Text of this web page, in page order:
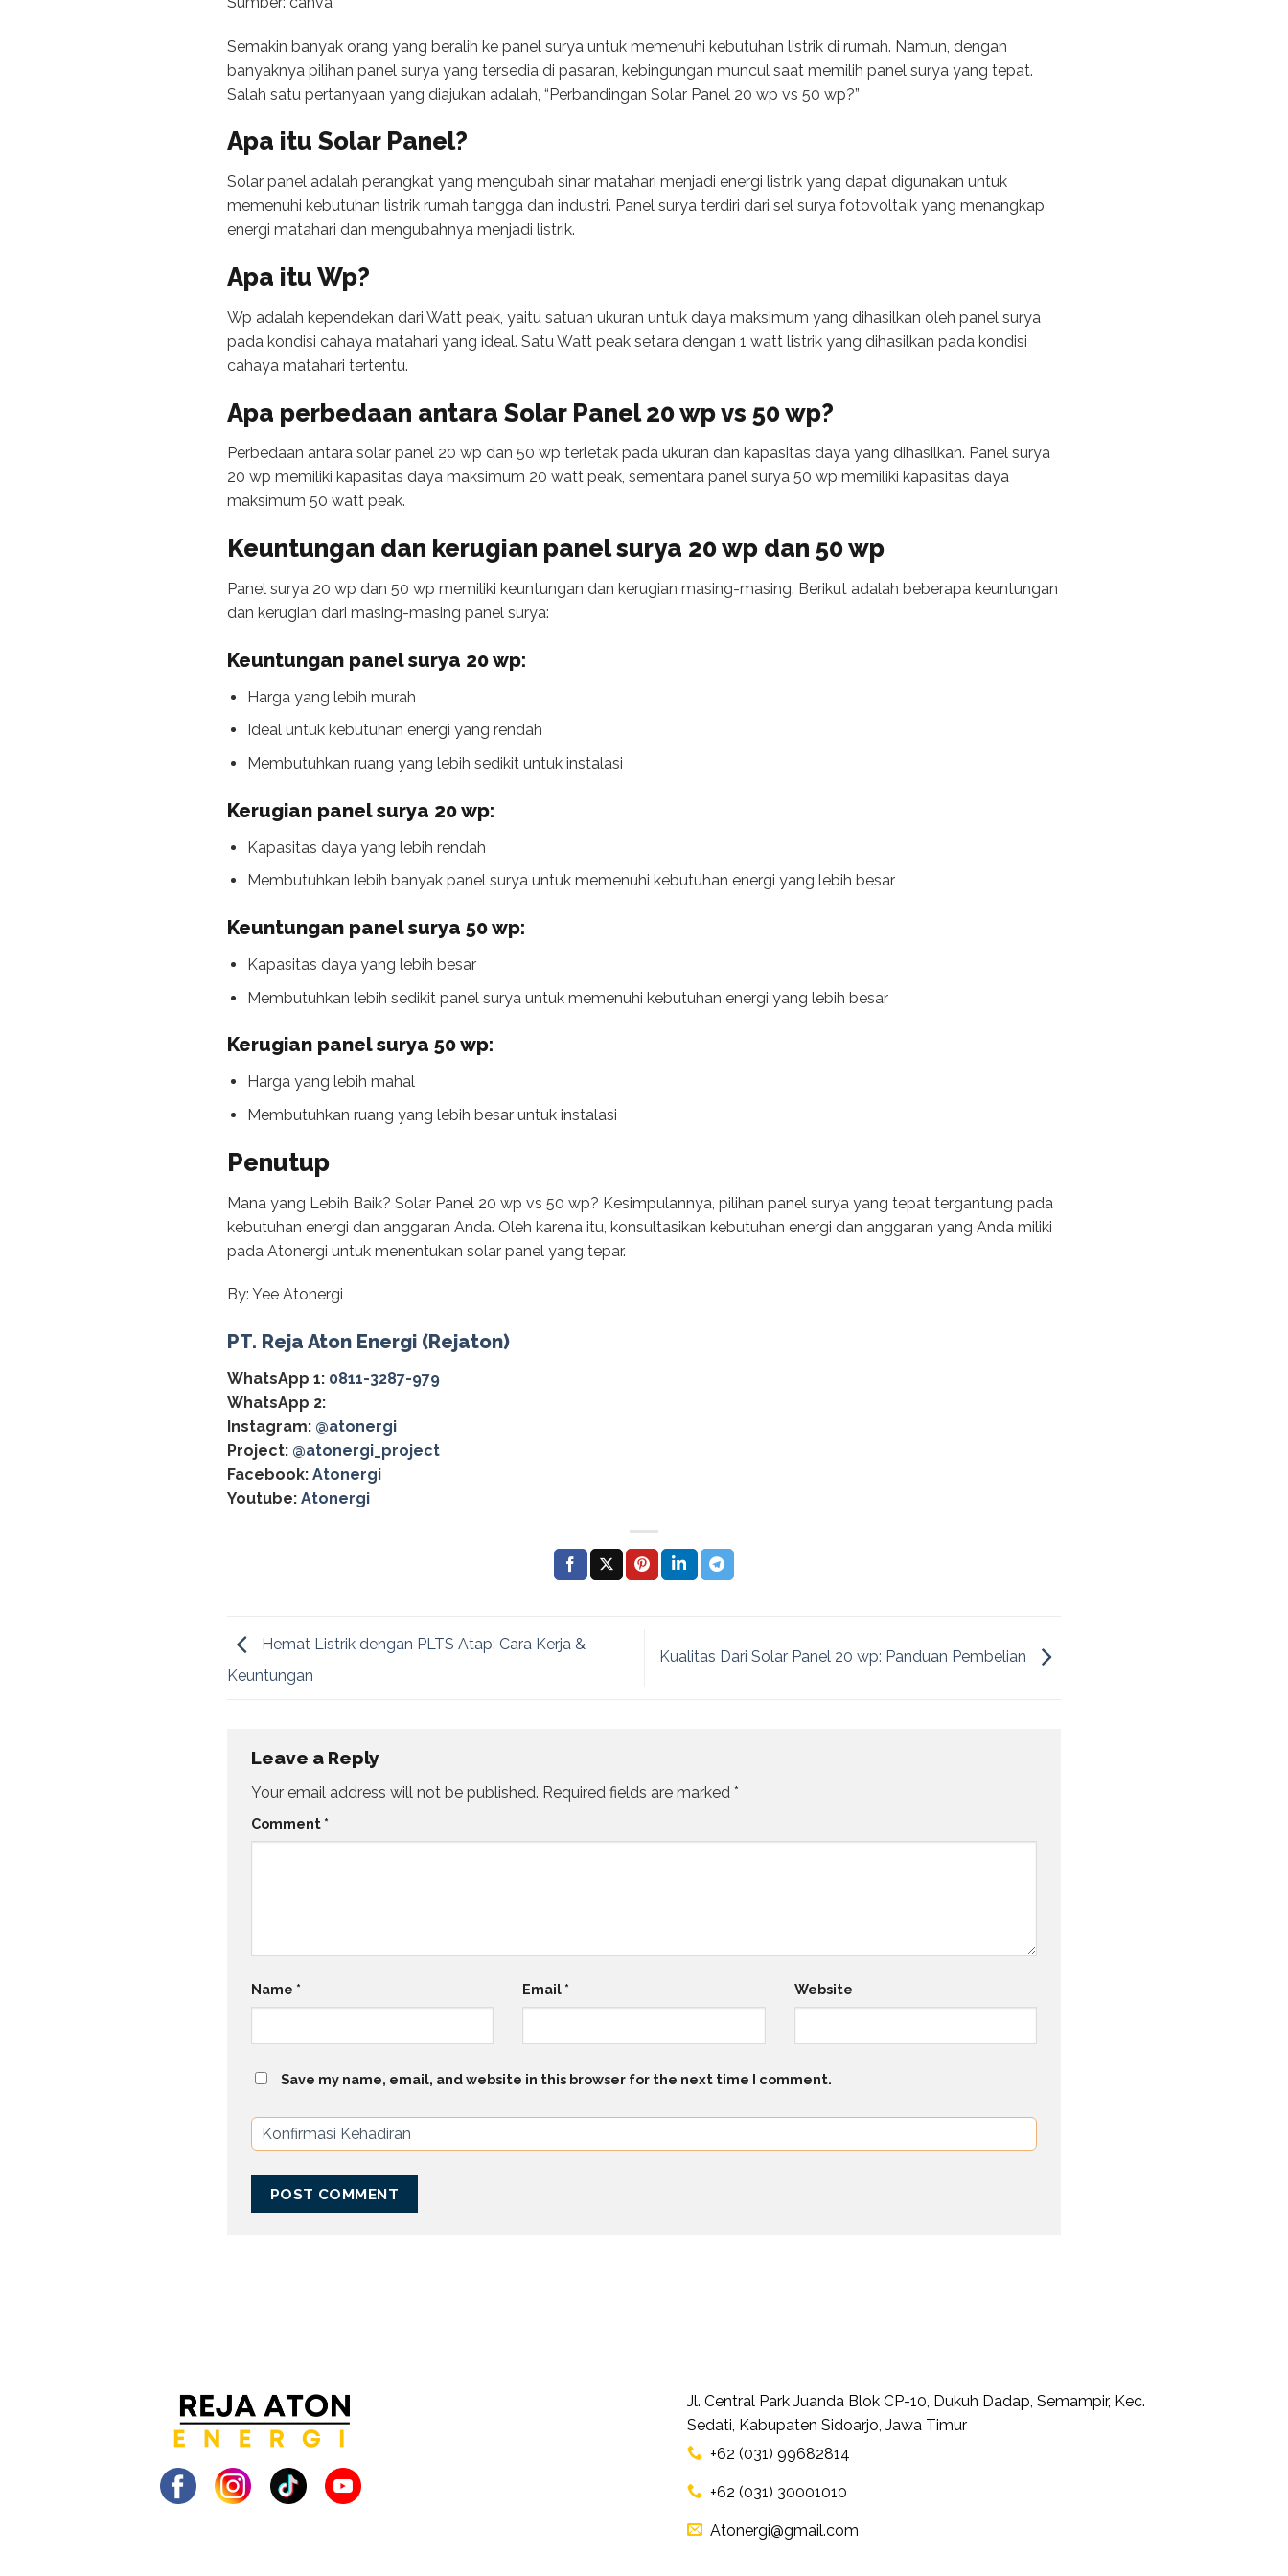
Semakin banyak orang yang beralih ke panel surya untuk memenuhi kebutuhan listrik di rumah. Namun, dengan
banyaknya pilihan panel surya yang tersedia di pasaran, kebingungan muncul saat memilih panel surya yang tepat.
Salah satu pertanyaan yang diajukan adalah, “Perbandingan Solar Panel 20 wp vs 50 wp?”
Apa itu Solar Panel?
Solar panel adalah perangkat yang mengubah sinar matahari menjadi energi listrik yang dapat digunakan untuk
memenuhi kebutuhan listrik rumah tangga dan industri. Panel surya terdiri dari sel surya fotovoltaik yang menangkap
energi matahari dan mengubahnya menjadi listrik.
Apa itu Wp?
Wp adalah kependekan dari Watt peak, yaitu satuan ukuran untuk daya maksimum yang dihasilkan oleh panel surya
pada kondisi cahaya matahari yang ideal. Satu Watt peak setara dengan 1 watt listrik yang dihasilkan pada kondisi
cahaya matahari tertentu.
Apa perbedaan antara Solar Panel 20 wp vs 50 wp?
Perbedaan antara solar panel 20 wp dan 50 wp terletak pada ukuran dan kapasitas daya yang dihasilkan. Panel surya
20 wp memiliki kapasitas daya maksimum 20 watt peak, sementara panel surya 50 wp memiliki kapasitas daya
maksimum 50 watt peak.
Keuntungan dan kerugian panel surya 20 wp dan 50 wp
Panel surya 20 wp dan 50 wp memiliki keuntungan dan kerugian masing-masing. Berikut adalah beberapa keuntungan
dan kerugian dari masing-masing panel surya:
Keuntungan panel surya 20 wp:
Harga yang lebih murah
Ideal untuk kebutuhan energi yang rendah
Membutuhkan ruang yang lebih sedikit untuk instalasi
Kerugian panel surya 20 wp:
Kapasitas daya yang lebih rendah
Membutuhkan lebih banyak panel surya untuk memenuhi kebutuhan energi yang lebih besar
Keuntungan panel surya 50 wp:
Kapasitas daya yang lebih besar
Membutuhkan lebih sedikit panel surya untuk memenuhi kebutuhan energi yang lebih besar
Kerugian panel surya 50 wp:
Harga yang lebih mahal
Membutuhkan ruang yang lebih besar untuk instalasi
Penutup
Mana yang Lebih Baik? Solar Panel 20 wp vs 50 wp? Kesimpulannya, pilihan panel surya yang tepat tergantung pada
kebutuhan energi dan anggaran Anda. Oleh karena itu, konsultasikan kebutuhan energi dan anggaran yang Anda miliki
pada Atonergi untuk menentukan solar panel yang tepar.
By: Yee Atonergi
PT. Reja Aton Energi (Rejaton)
WhatsApp 1: 0811-3287-979
WhatsApp 2:
Instagram: @atonergi
Project: @atonergi_project
Facebook: Atonergi
Youtube: Atonergi
Hemat Listrik dengan PLTS Atap: Cara Kerja &
Keuntungan
Kualitas Dari Solar Panel 20 wp: Panduan Pembelian
Leave a Reply
Your email address will not be published. Required fields are marked *
Comment *
Name * Email * Website
Save my name, email, and website in this browser for the next time I comment.
Jl. Central Park Juanda Blok CP-10, Dukuh Dadap, Semampir, Kec.
Sedati, Kabupaten Sidoarjo, Jawa Timur
+62 (031) 99682814
+62 (031) 30001010
Atonergi@gmail.com